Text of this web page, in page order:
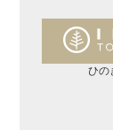
ひの